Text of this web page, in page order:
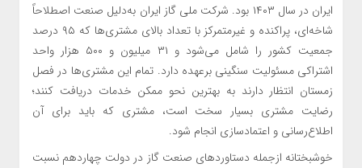
ایران در سال ۱۴۰۳ بود. شرکت ملی گاز ایران به‌دلیل صنعت اصطلاحاً
شاخه‌ای، پراکنده و غیرمتمرکز با تعداد بالای مشتری‌ها که ۹۵ درصد
جمعیت کشور را شامل می‌شود و ۳۱ میلیون و ۵۰۰ هزار واحد
اشتراکی مسئولیت سنگینی برعهده دارد. تمام این مشتری‌ها در فصل
زمستان انتظار دارند به بهترین نحو ممکن خدمات دریافت کنند؛
رضایت مشتری بسیار سخت است، مشتری که باید برای آن
اطلاع‌رسانی و اعتمادسازی انجام شود.
خوشبختانه ازجمله دستاورد‌های صنعت گاز در دولت چهاردهم نسبت